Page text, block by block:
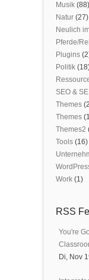
Musik (88)
Natur (27)
Neulich
Pferde/
Plugins
Politik
SEO &
Themes
Themes
Themes2
Tools (16)
Work (1)
RSS
You're
Di, Nov